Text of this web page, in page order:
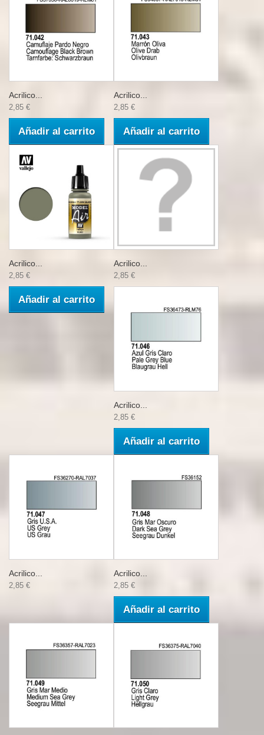
Acrilico...
2,85 €
Añadir al carrito
Acrilico...
2,85 €
Añadir al carrito
Acrilico...
2,85 €
Añadir al carrito
Acrilico...
2,85 €
Acrilico...
2,85 €
Añadir al carrito
Acrilico...
2,85 €
Acrilico...
2,85 €
Añadir al carrito